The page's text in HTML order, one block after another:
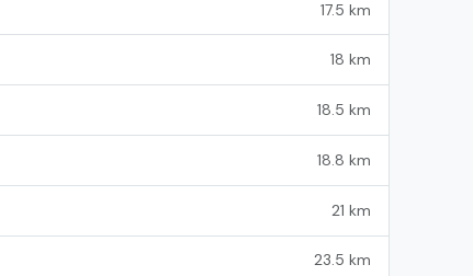
17.5 km
18 km
18.5 km
18.8 km
21 km
23.5 km